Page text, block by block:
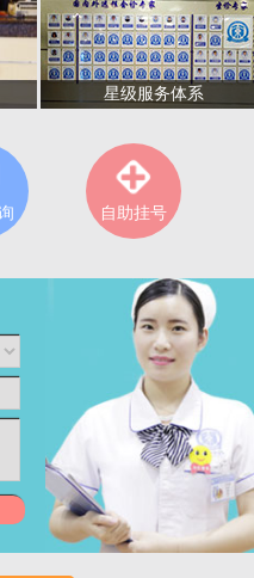
星级服务体系
自助挂号